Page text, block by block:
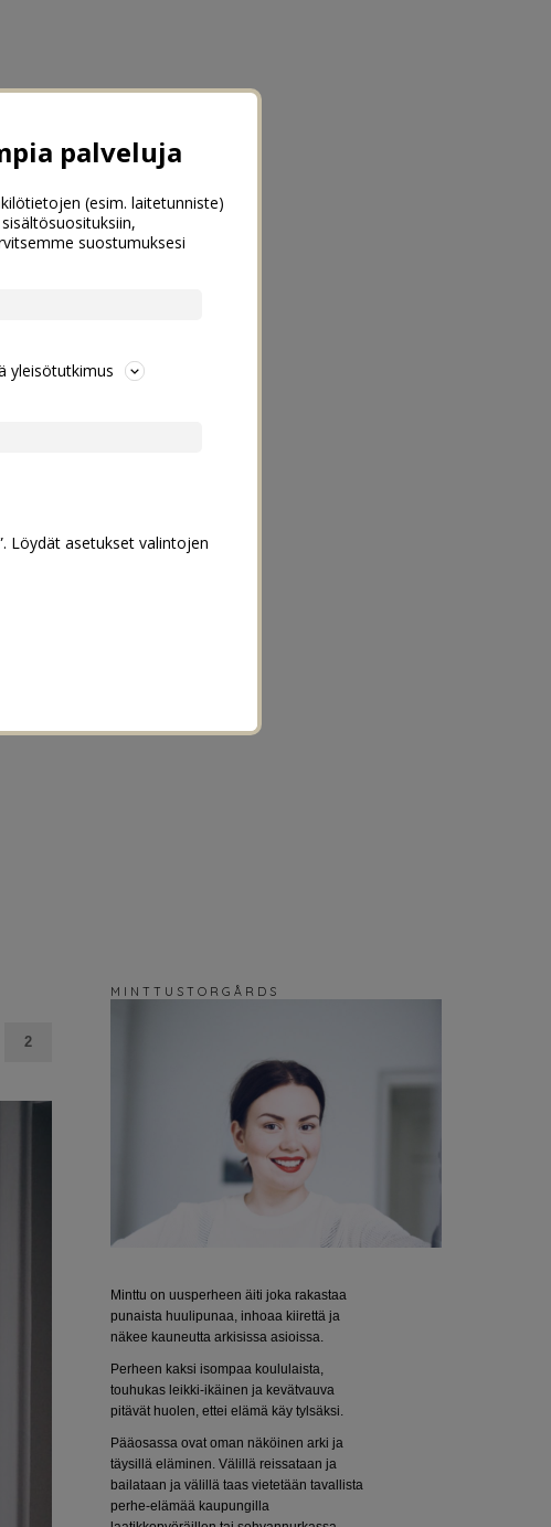
2
M I N T T U S T O R G Å R D S
Minttu on uusperheen äiti joka rakastaa
punaista huulipunaa, inhoaa kiirettä ja
näkee kauneutta arkisissa asioissa.
Perheen kaksi isompaa koululaista,
touhukas leikki-ikäinen ja kevätvauva
pitävät huolen, ettei elämä käy tylsäksi.
Pääosassa ovat oman näköinen arki ja
täysillä eläminen. Välillä reissataan ja
bailataan ja välillä taas vietetään tavallista
perhe-elämää kaupungilla
palveluja
(esim. laitetunniste)
suostumuksesi
yleisötutkimus
Löydät asetukset valintojen